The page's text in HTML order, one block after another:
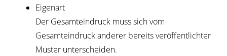
Eigenart
Der Gesamteindruck muss sich vom
Gesamteindruck anderer bereits veröffentlichter
Muster unterscheiden.